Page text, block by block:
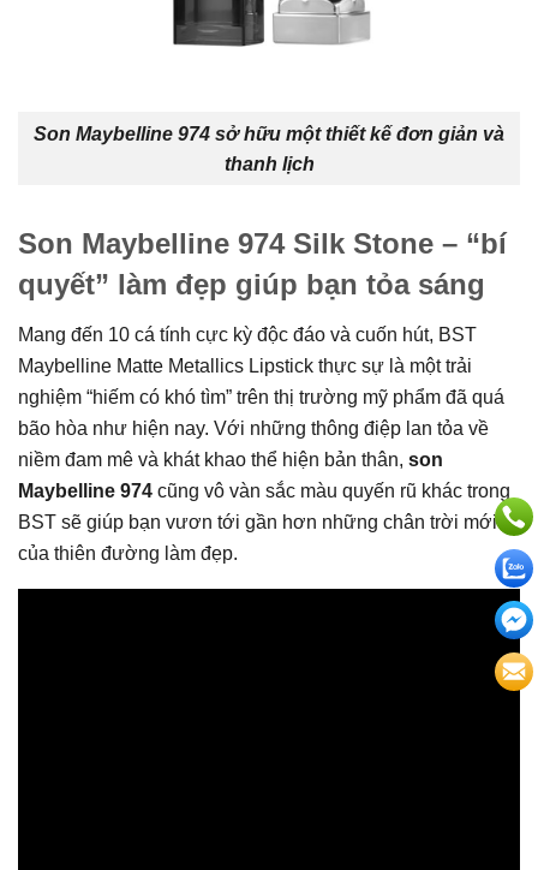
Son Maybelline 974 sở hữu một thiết kế đơn giản và
thanh lịch
Son Maybelline 974 Silk Stone – “bí
quyết” làm đẹp giúp bạn tỏa sáng
Mang đến 10 cá tính cực kỳ độc đáo và cuốn hút, BST
Maybelline Matte Metallics Lipstick thực sự là một trải
nghiệm “hiếm có khó tìm” trên thị trường mỹ phẩm đã quá
bão hòa như hiện nay. Với những thông điệp lan tỏa về
niềm đam mê và khát khao thể hiện bản thân, son
Maybelline 974 cũng vô vàn sắc màu quyến rũ khác trong
BST sẽ giúp bạn vươn tới gần hơn những chân trời mới
của thiên đường làm đẹp.